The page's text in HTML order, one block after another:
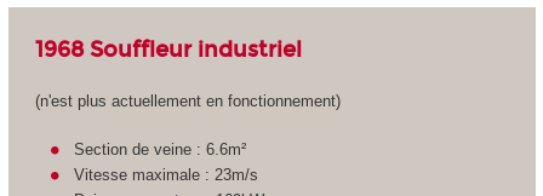
1968 Souffleur industriel
(n'est plus actuellement en fonctionnement)
Section de veine : 6.6m²
Vitesse maximale : 23m/s